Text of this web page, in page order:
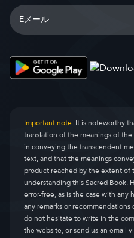
Important note:It is noteworthy
translation of the meanings of
in conveying the transcendent
text, and that the meanings
product reached by the extent of
understanding this Sacred Book.
error-free, as is the case with any
any remarks or
do not hesitate to write in the
the website, or send us an email